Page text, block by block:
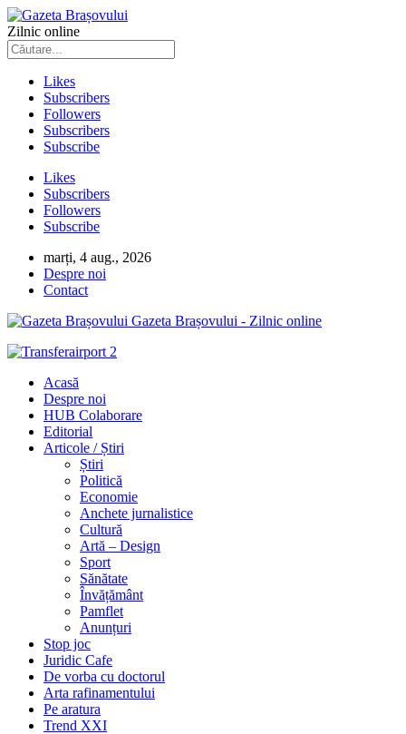
Zilnic online
Likes
Subscribers
Followers
Subscribers
Subscribe
Likes
Subscribers
Followers
Subscribe
marți, 4 aug., 2026
Despre noi
Contact
Gazeta Brașovului - Zilnic online
Acasă
Despre noi
HUB Colaborare
Editorial
Articole / Știri
Știri
Politică
Economie
Anchete jurnalistice
Cultură
Artă – Design
Sport
Sănătate
Învățământ
Pamflet
Anunțuri
Stop joc
Juridic Cafe
De vorba cu doctorul
Arta rafinamentului
Pe aratura
Trend XXI